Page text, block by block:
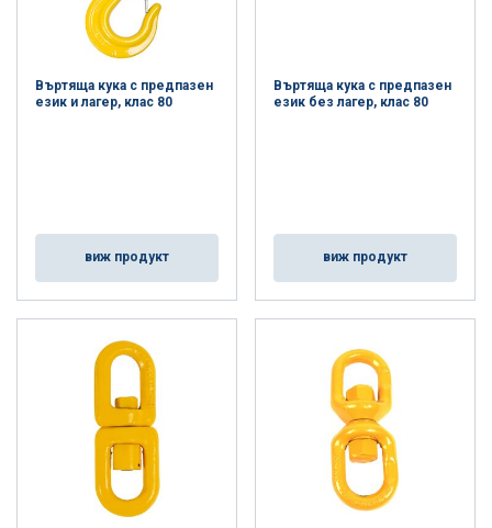
Въртяща кука с предпазен
език и лагер, клас 80
виж продукт
Въртяща кука с предпазен
език без лагер, клас 80
виж продукт